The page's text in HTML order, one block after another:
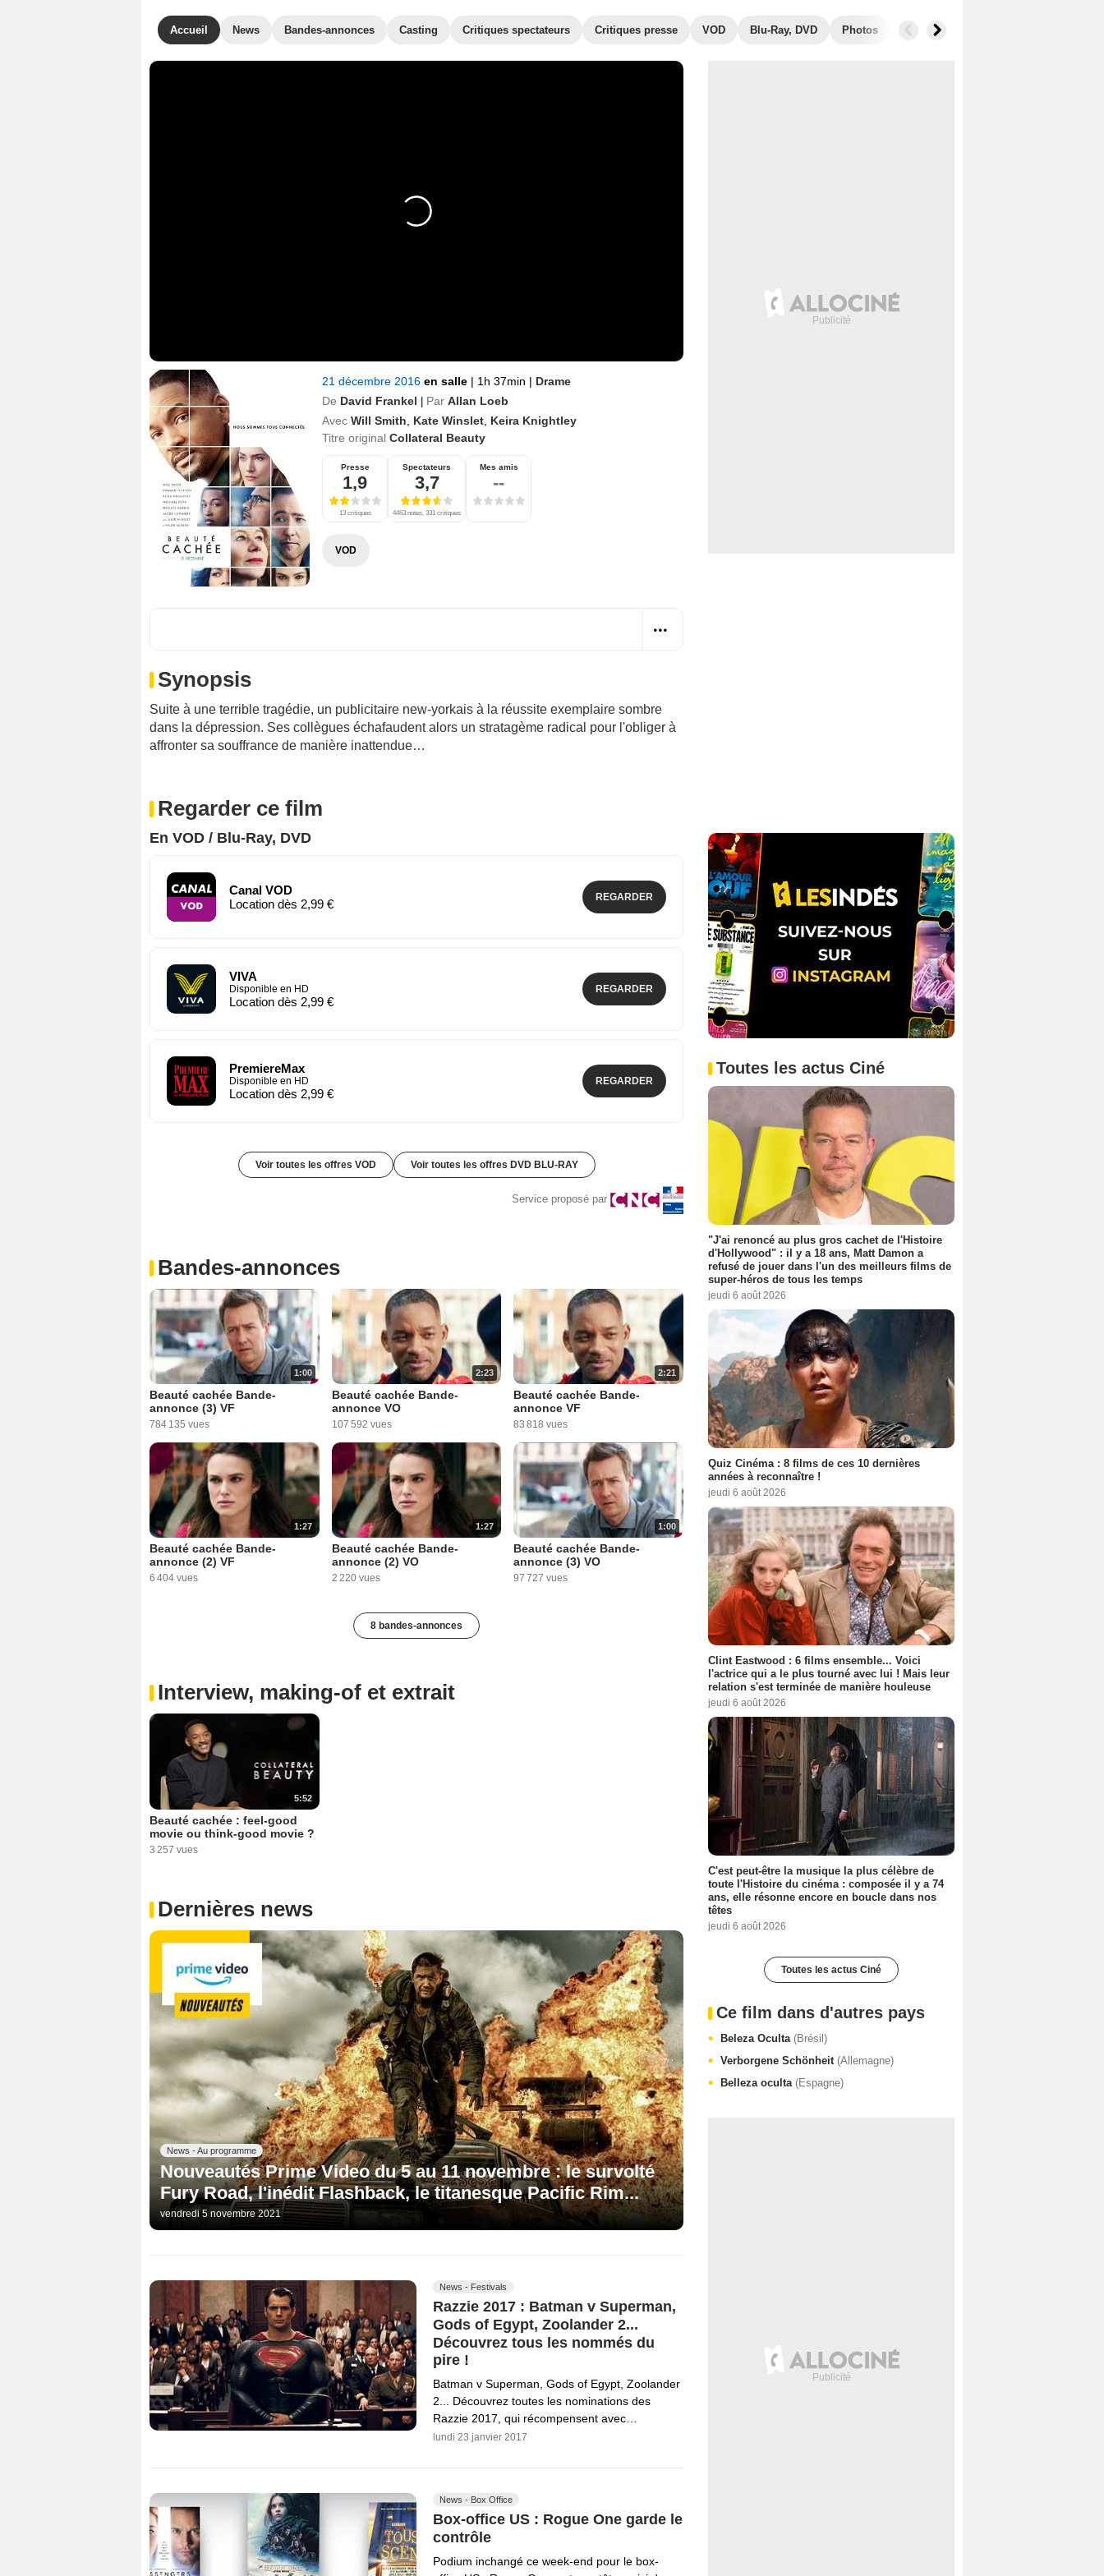
Accueil News Bandes-annonces Casting Critiques spectateurs Critiques presse VOD Blu-Ray, DVD Photos Musique
21 décembre 2016 en salle | 1h 37min | Drame
De David Frankel | Par Allan Loeb
Avec Will Smith Kate Winslet Keira Knightley
Titre original Collateral Beauty
Presse
1,9
13 critiques
Spectateurs
3,7
4463 notes, 331 critiques
Mes amis
--
VOD
Synopsis
Suite à une terrible tragédie, un publicitaire new-yorkais à la réussite exemplaire sombre
dans la dépression. Ses collègues échafaudent alors un stratagème radical pour l'obliger à
affronter sa souffrance de manière inattendue…
Regarder ce film
En VOD / Blu-Ray, DVD
Canal VOD
Location dès 2,99 €
REGARDER
VIVA
Disponible en HD
Location dès 2,99 €
REGARDER
PremiereMax
Disponible en HD
Location dès 2,99 €
REGARDER
Voir toutes les offres VOD Voir toutes les offres DVD BLU-RAY
Service proposé par
Bandes-annonces
1:00
Beauté cachée Bande-
annonce (3) VF
784 135 vues
2:23
Beauté cachée Bande-
annonce VO
107 592 vues
2:21
Beauté cachée Bande-
annonce VF
83 818 vues
1:27
Beauté cachée Bande-
annonce (2) VF
6 404 vues
1:27
Beauté cachée Bande-
annonce (2) VO
2 220 vues
1:00
Beauté cachée Bande-
annonce (3) VO
97 727 vues
8 bandes-annonces
Interview, making-of et extrait
5:52
Beauté cachée : feel-good
movie ou think-good movie ?
3 257 vues
Dernières news
News - Au programme
Nouveautés Prime Video du 5 au 11 novembre : le survolté
Fury Road, l'inédit Flashback, le titanesque Pacific Rim...
vendredi 5 novembre 2021
News - Festivals
Razzie 2017 : Batman v Superman,
Gods of Egypt, Zoolander 2...
Découvrez tous les nommés du
pire !
Batman v Superman, Gods of Egypt, Zoolander
2... Découvrez toutes les nominations des
Razzie 2017, qui récompensent avec…
lundi 23 janvier 2017
News - Box Office
Box-office US : Rogue One garde le
contrôle
Podium inchangé ce week-end pour le box-
Toutes les actus Ciné
"J'ai renoncé au plus gros cachet de l'Histoire
d'Hollywood" : il y a 18 ans, Matt Damon a
refusé de jouer dans l'un des meilleurs films de
super-héros de tous les temps
jeudi 6 août 2026
Quiz Cinéma : 8 films de ces 10 dernières
années à reconnaître !
jeudi 6 août 2026
Clint Eastwood : 6 films ensemble... Voici
l'actrice qui a le plus tourné avec lui ! Mais leur
relation s'est terminée de manière houleuse
jeudi 6 août 2026
C'est peut-être la musique la plus célèbre de
toute l'Histoire du cinéma : composée il y a 74
ans, elle résonne encore en boucle dans nos
têtes
jeudi 6 août 2026
Toutes les actus Ciné
Ce film dans d'autres pays
Beleza Oculta (Brésil)
Verborgene Schönheit (Allemagne)
Belleza oculta (Espagne)